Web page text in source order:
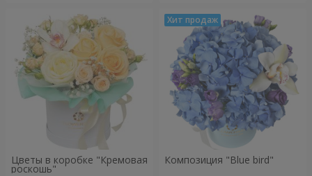
Цветы в коробке "Кремовая
роскошь"
Композиция "Blue bird"